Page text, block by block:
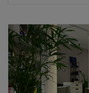
De extra’s:3 parkings
Dinsdag
Woensdag
Donderdag
Vrijdag
Zaterdag
Zondag